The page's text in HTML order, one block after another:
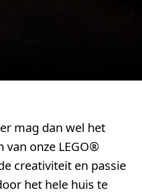
mag dan wel het
van onze LEGO®
creativiteit en passie
het hele huis te